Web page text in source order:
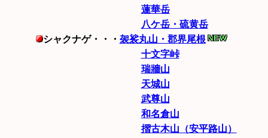
蓮華岳
八ケ岳・硫黄岳
シャクナゲ・・・ 袈裟丸山・郡界尾根
十文字峠
瑞牆山
天城山
武尊山
和名倉山
摺古木山（安平路山）